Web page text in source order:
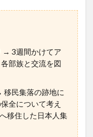
→ 3週間かけてア
部族と交流を図
民集落の跡地に
全について考え
移住した日本人集